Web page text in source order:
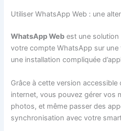
Utiliser WhatsApp Web : une
WhatsApp Web est une solution
votre compte WhatsApp sur
une installation compliquée
Grâce à cette version accessible
internet, vous pouvez gérer vos
photos, et même passer des
synchronisation avec votre